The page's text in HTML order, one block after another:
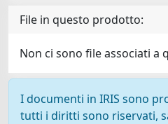
File in questo prodotto:
Non ci sono file associati a
I documenti in IRIS sono
tutti i diritti sono riservati,